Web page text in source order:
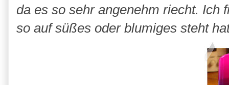
da es so sehr angenehm riecht. Ich
so auf süßes oder blumiges steht